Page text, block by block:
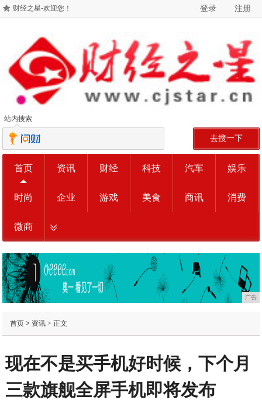
财经之星-欢迎您！ 登录 注册
站内搜索
去搜一下
首页 资讯 财经 科技 汽车 娱乐
时尚 企业 游戏 美食 商讯 消费
微商
广告
首页> 资讯> 正文
现在不是买手机好时候，下个月
三款旗舰全屏手机即将发布